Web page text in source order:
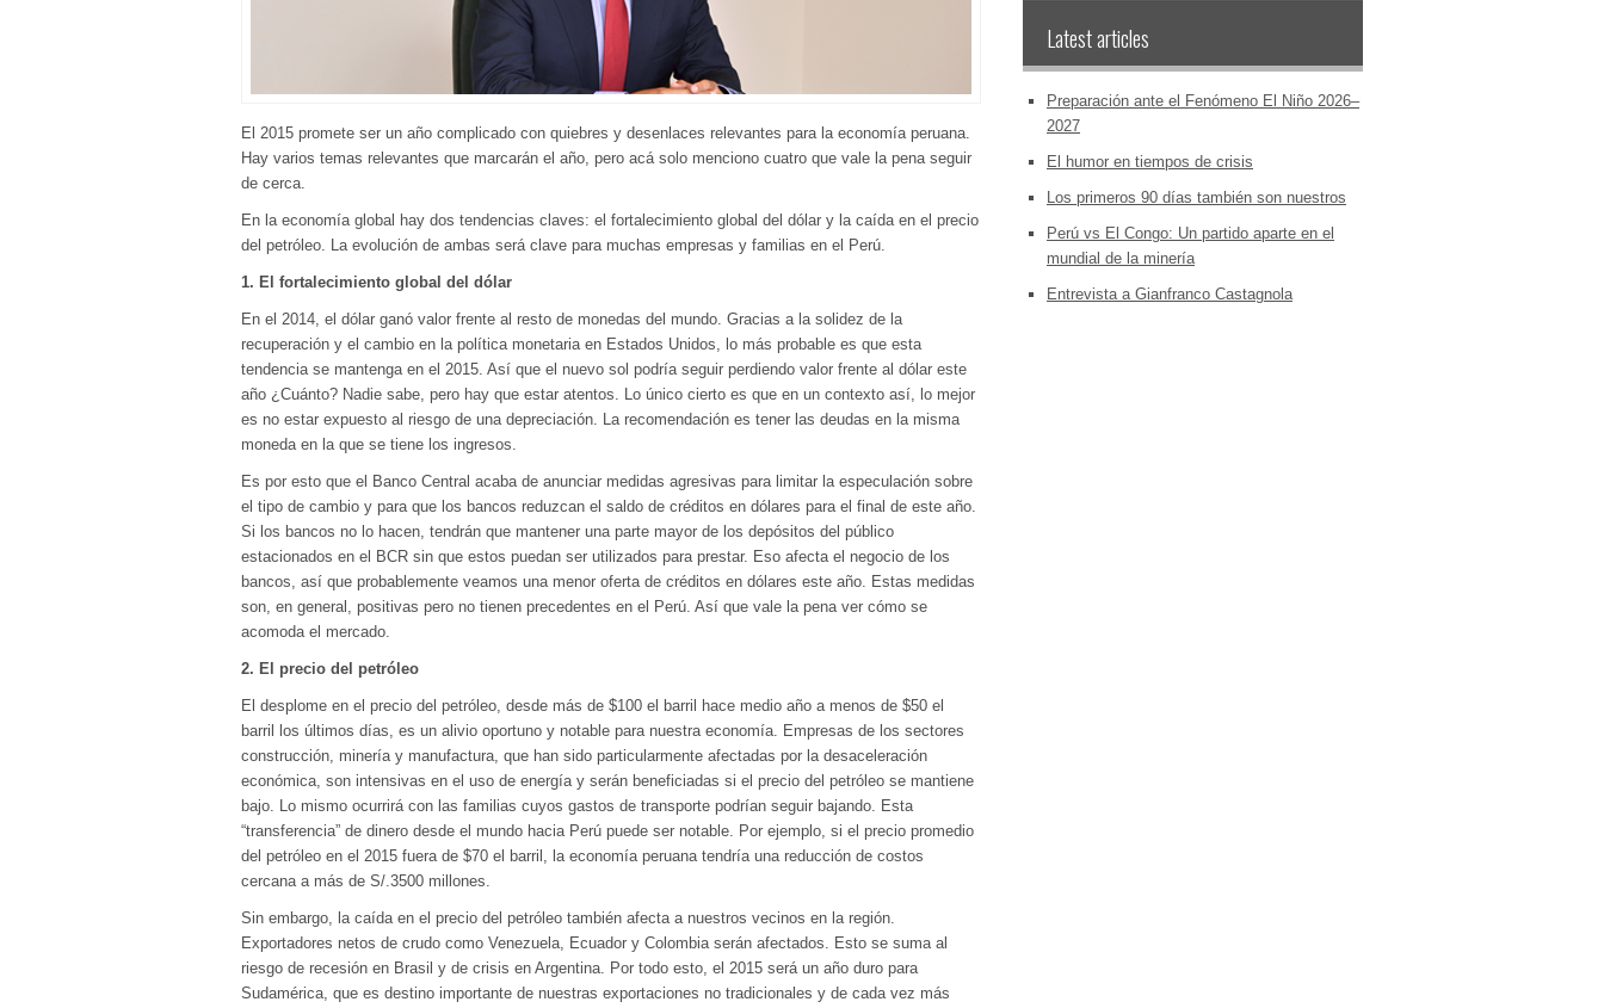
El 2015 promete ser un año complicado con quiebres y desenlaces relevantes para la economía peruana.
Hay varios temas relevantes que marcarán el año, pero acá solo menciono cuatro que vale la pena seguir
de cerca.
En la economía global hay dos tendencias claves: el fortalecimiento global del dólar y la caída en el precio
del petróleo. La evolución de ambas será clave para muchas empresas y familias en el Perú.
1. El fortalecimiento global del dólar
En el 2014, el dólar ganó valor frente al resto de monedas del mundo. Gracias a la solidez de la
recuperación y el cambio en la política monetaria en Estados Unidos, lo más probable es que esta
tendencia se mantenga en el 2015. Así que el nuevo sol podría seguir perdiendo valor frente al dólar este
año ¿Cuánto? Nadie sabe, pero hay que estar atentos. Lo único cierto es que en un contexto así, lo mejor
es no estar expuesto al riesgo de una depreciación. La recomendación es tener las deudas en la misma
moneda en la que se tiene los ingresos.
Es por esto que el Banco Central acaba de anunciar medidas agresivas para limitar la especulación sobre
el tipo de cambio y para que los bancos reduzcan el saldo de créditos en dólares para el final de este año.
Si los bancos no lo hacen, tendrán que mantener una parte mayor de los depósitos del público
estacionados en el BCR sin que estos puedan ser utilizados para prestar. Eso afecta el negocio de los
bancos, así que probablemente veamos una menor oferta de créditos en dólares este año. Estas medidas
son, en general, positivas pero no tienen precedentes en el Perú. Así que vale la pena ver cómo se
acomoda el mercado.
2. El precio del petróleo
El desplome en el precio del petróleo, desde más de $100 el barril hace medio año a menos de $50 el
barril los últimos días, es un alivio oportuno y notable para nuestra economía. Empresas de los sectores
construcción, minería y manufactura, que han sido particularmente afectadas por la desaceleración
económica, son intensivas en el uso de energía y serán beneficiadas si el precio del petróleo se mantiene
bajo. Lo mismo ocurrirá con las familias cuyos gastos de transporte podrían seguir bajando. Esta
“transferencia” de dinero desde el mundo hacia Perú puede ser notable. Por ejemplo, si el precio promedio
del petróleo en el 2015 fuera de $70 el barril, la economía peruana tendría una reducción de costos
cercana a más de S/.3500 millones.
Sin embargo, la caída en el precio del petróleo también afecta a nuestros vecinos en la región.
Exportadores netos de crudo como Venezuela, Ecuador y Colombia serán afectados. Esto se suma al
riesgo de recesión en Brasil y de crisis en Argentina. Por todo esto, el 2015 será un año duro para
Sudamérica, que es destino importante de nuestras exportaciones no tradicionales y de cada vez más
Latest articles
Preparación ante el Fenómeno El Niño 2026–
2027
El humor en tiempos de crisis
Los primeros 90 días también son nuestros
Perú vs El Congo: Un partido aparte en el
mundial de la minería
Entrevista a Gianfranco Castagnola